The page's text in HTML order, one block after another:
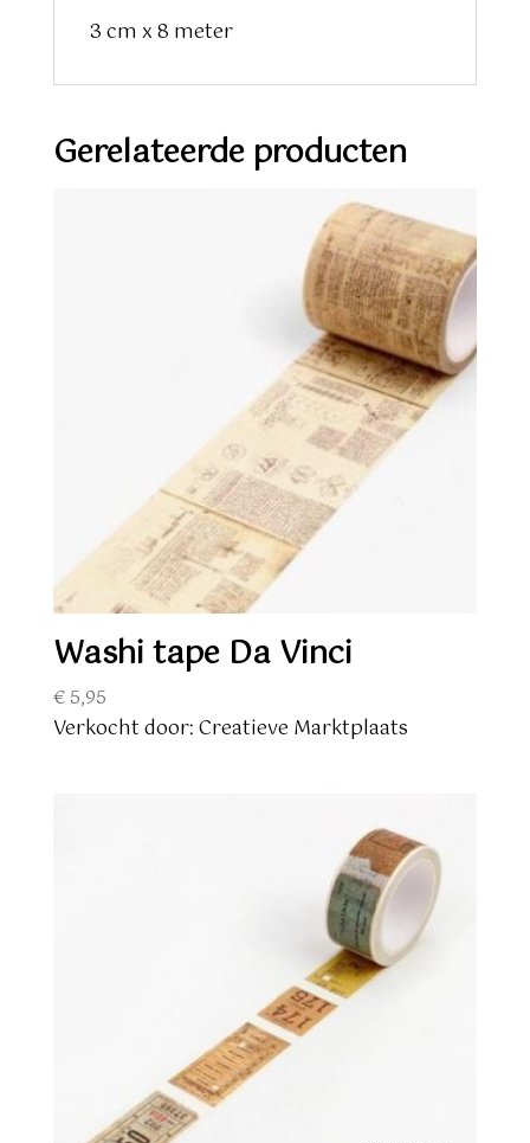
3 cm x 8 meter
Gerelateerde producten
Washi tape Da Vinci
€5,95
Verkocht door: Creatieve Marktplaats